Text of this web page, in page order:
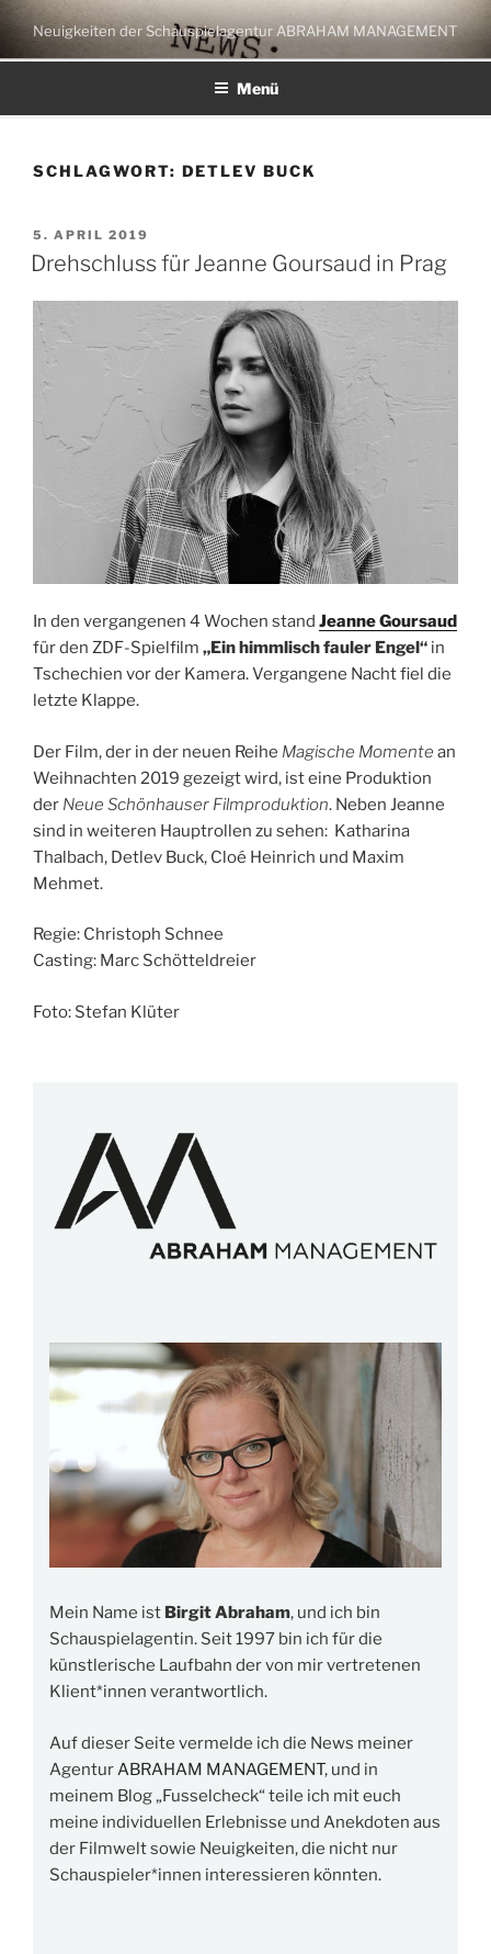
Zum
Inhalt
springen
Neuigkeiten der Schauspielagentur ABRAHAM MANAGEMENT
Menü
SCHLAGWORT: DETLEV BUCK
VERÖFFENTLICHT
AM
5. APRIL 2019
Drehschluss für Jeanne Goursaud in Prag
In den vergangenen 4 Wochen stand Jeanne Goursaud
für den ZDF-Spielfilm „Ein himmlisch fauler Engel“ in
Tschechien vor der Kamera. Vergangene Nacht fiel die
letzte Klappe.
Der Film, der in der neuen Reihe Magische Momente an
Weihnachten 2019 gezeigt wird, ist eine Produktion
der Neue Schönhauser Filmproduktion. Neben Jeanne
sind in weiteren Hauptrollen zu sehen: Katharina
Thalbach, Detlev Buck, Cloé Heinrich und Maxim
Mehmet.
Regie: Christoph Schnee
Casting: Marc Schötteldreier
Foto: Stefan Klüter
Mein Name ist Birgit Abraham, und ich bin
Schauspielagentin. Seit 1997 bin ich für die
künstlerische Laufbahn der von mir vertretenen
Klient*innen verantwortlich.
Auf dieser Seite vermelde ich die News meiner
AgenturABRAHAM MANAGEMENT, und in
meinem Blog „Fusselcheck“ teile ich mit euch
meine individuellen Erlebnisse und Anekdoten aus
der Filmwelt sowie Neuigkeiten, die nicht nur
Schauspieler*innen interessieren könnten.